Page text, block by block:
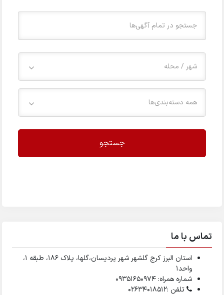
شهر / محله
همه دسته‌بندی‌ها
جستجو
تماس با ما
استان البرز کرج گلشهر شهر پردیسان،گلها، پلاک ۱۸۶، طبقه ۱،
واحد1
شماره همراه: 09351650974
تلفن :02634018512